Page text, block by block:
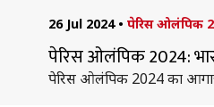
26 Jul 2024 • पेरिस ओलंपिक
पेरिस ओलंपिक 2024:
पेरिस ओलंपिक 2024 का